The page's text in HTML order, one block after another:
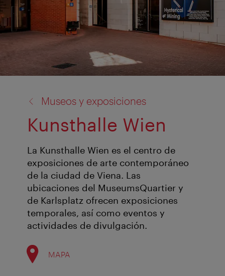
Museos y exposiciones
Kunsthalle Wien
La Kunsthalle Wien es el centro de
exposiciones de arte contemporáneo
de la ciudad de Viena. Las
ubicaciones del MuseumsQuartier y
de Karlsplatz ofrecen exposiciones
temporales, así como eventos y
actividades de divulgación.
MAPA